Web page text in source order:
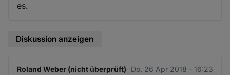
es.
Diskussion anzeigen
Roland Weber (nicht überprüft) Do. 26 Apr 2018 - 16:23